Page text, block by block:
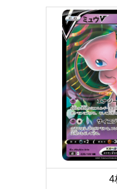
4